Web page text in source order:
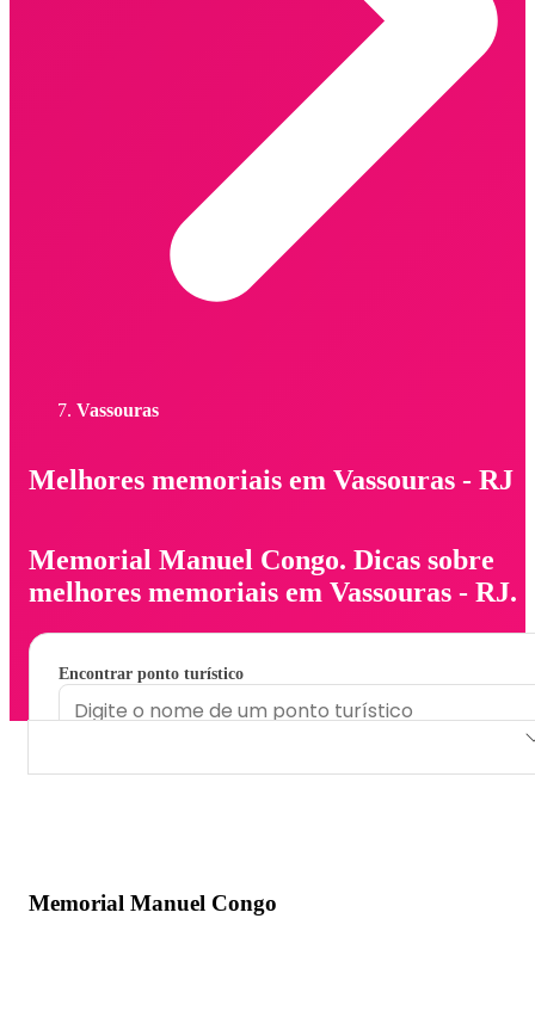
Vassouras
Melhores memoriais em Vassouras - RJ
Memorial Manuel Congo. Dicas sobre
melhores memoriais em Vassouras - RJ.
Encontrar ponto turístico
Memorial Manuel Congo